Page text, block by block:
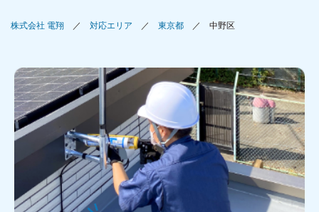
株式会社 電翔 対応エリア 東京都 中野区